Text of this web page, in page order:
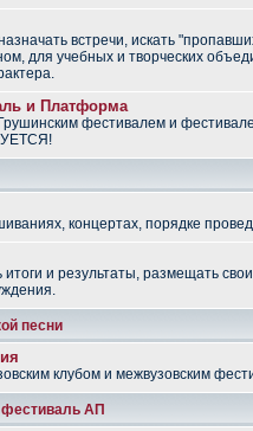
встречи, искать
для учебных и творческих
и Платформа
фестивалем и
концертах, порядке
и результаты, размещать
песни
клубом и межвузовским
фестиваль АП